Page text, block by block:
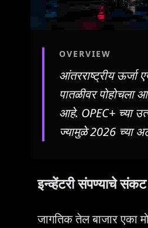
OVERVIEW
आंतरराष्ट्रीय ऊर्जा
पातळीवर
आहे. OPEC+ च्या
ज्यामुळे 2026 च्या
इन्व्हेंटरी संपण्याचे संकट
जागतिक तेल बाजार एका